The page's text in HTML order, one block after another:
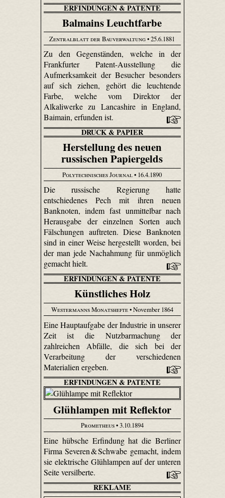
ERFINDUNGEN & PATENTE
Balmains Leuchtfarbe
Zentralblatt der Bauverwaltung• 25.6.1881
Zu den Gegenständen, welche in der
Frankfurter Patent-Ausstellung die
Aufmerksamkeit der Besucher besonders
auf sich ziehen, gehört die leuchtende
Farbe, welche vom Direktor der
Alkaliwerke zu Lancashire in England,
Baimain, erfunden ist.
DRUCK & PAPIER
Herstellung des neuen
russischen Papiergelds
Polytechnisches Journal• 16.4.1890
Die russische Regierung hatte
entschiedenes Pech mit ihren neuen
Banknoten, indem fast unmittelbar nach
Herausgabe der einzelnen Sorten auch
Fälschungen auftreten. Diese Banknoten
sind in einer Weise hergestellt worden, bei
der man jede Nachahmung für unmöglich
gemacht hielt.
ERFINDUNGEN & PATENTE
Künstliches Holz
Westermanns Monatshefte• November 1864
Eine Hauptaufgabe der Industrie in unserer
Zeit ist die Nutzbarmachung der
zahlreichen Abfälle, die sich bei der
Verarbeitung der verschiedenen
Materialien ergeben.
ERFINDUNGEN & PATENTE
Glühlampen mit Reflektor
Prometheus• 3.10.1894
Eine hübsche Erfindung hat die Berliner
Firma Severen & Schwabe gemacht, indem
sie elektrische Glühlampen auf der unteren
Seite versilberte.
REKLAME